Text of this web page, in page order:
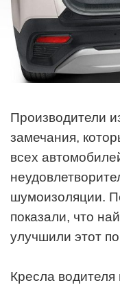
Производители
замечания,
всех
шумоизоляции.
показали, что
улучшили этот
Кресла